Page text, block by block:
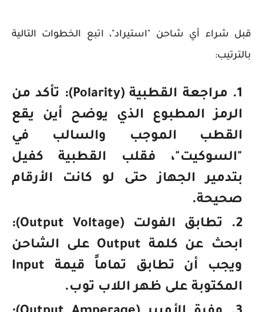
قبل شراء أي شاحن "استيراد"، اتبع الخطوات التالية
بالترتيب:
مراجعة القطبية (Polarity):
تأكد من
الرمز المطبوع الذي يوضح أين يقع
القطب الموجب والسالب في
"السوكيت"، فقلب القطبية كفيل
بتدمير الجهاز حتى لو كانت الأرقام
صحيحة.
تطابق الفولت (Output Voltage):
ابحث عن كلمة Output على الشاحن
ويجب أن تطابق تماماً قيمة Input
المكتوبة على ظهر اللاب توب.